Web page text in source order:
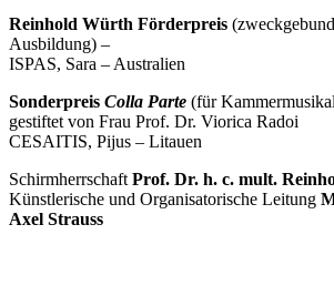
Reinhold Würth Förderpreis
Ausbildung) –
ISPAS, Sara – Australien
Sonderpreis Colla Parte (für
gestiftet von Frau Prof. Dr. Viorica Radoi
CESAITIS, Pijus – Litauen
SchirmherrschaftProf. Dr. h. c. mult.
Künstlerische und Organisatorische Leitung
Axel Strauss